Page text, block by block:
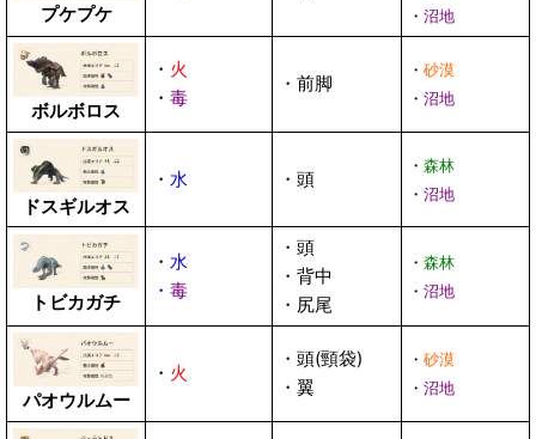
プケプケ
・ 沼地
ボルボロス
・ 火
・ 毒
・前脚
・ 砂漠
・ 沼地
ドスギルオス
・ 水 ・頭
・ 森林
・ 沼地
トビカガチ
・ 水
・ 毒
・頭
・背中
・尻尾
・ 森林
・ 沼地
パオウルムー
・ 火
・頭(頸袋)
・翼
・ 砂漠
・ 沼地